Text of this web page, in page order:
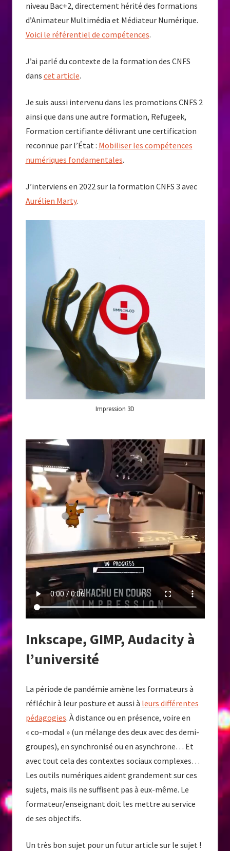
niveau Bac+2, directement hérité des formations
d’Animateur Multimédia et Médiateur Numérique.
Voici le référentiel de compétences.
J’ai parlé du contexte de la formation des CNFS
dans cet article.
Je suis aussi intervenu dans les promotions CNFS 2
ainsi que dans une autre formation, Refugeek,
Formation certifiante délivrant une certification
reconnue par l’État : Mobiliser les compétences
numériques fondamentales.
J’interviens en 2022 sur la formation CNFS 3 avec
Aurélien Marty.
Impression 3D
Inkscape, GIMP, Audacity à
l’université
La période de pandémie amène les formateurs à
réfléchir à leur posture et aussi à leurs différentes
pédagogies. À distance ou en présence, voire en
« co-modal » (un mélange des deux avec des demi-
groupes), en synchronisé ou en asynchrone… Et
avec tout cela des contextes sociaux complexes…
Les outils numériques aident grandement sur ces
sujets, mais ils ne suffisent pas à eux-même. Le
formateur/enseignant doit les mettre au service
de ses objectifs.
Un très bon sujet pour un futur article sur le sujet !